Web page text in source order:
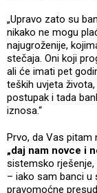
„Upravo zato su
nikako ne mogu
najugroženije,
stečaja. Oni koji
ali će imati pet
teških uvjeta
postupak i tada
iznosa.“
Prvo, da Vas pitam
„daj nam novce i
sistemsko rješenje,
– iako sam banci u
pravomoćne